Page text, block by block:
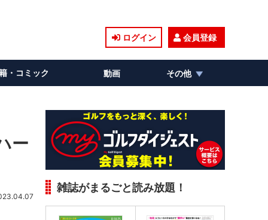
ログイン 会員登録
・コミック 動画 その他
ー
雑誌がまるごと読み放題！